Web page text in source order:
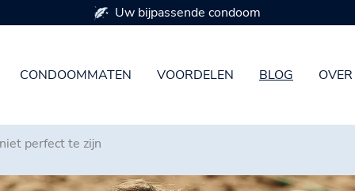
CONDOOMMATEN VOORDELEN BLOG
Beschikbaar in 7 condoommaten
perfect te zijn